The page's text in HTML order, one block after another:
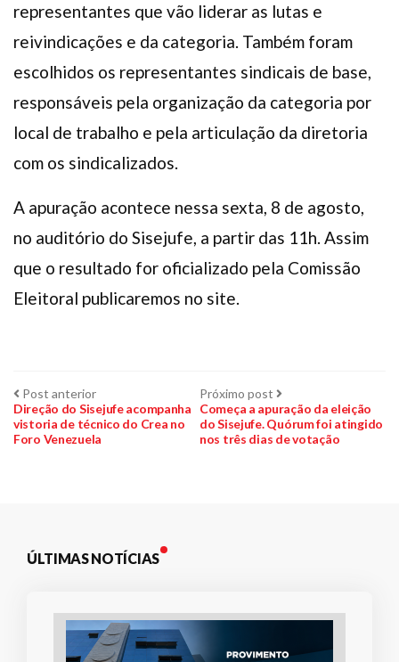
representantes que vão liderar as lutas e
reivindicações e da categoria. Também foram
escolhidos os representantes sindicais de base,
responsáveis pela organização da categoria por
local de trabalho e pela articulação da diretoria
com os sindicalizados.
A apuração acontece nessa sexta, 8 de agosto,
no auditório do Sisejufe, a partir das 11h. Assim
que o resultado for oficializado pela Comissão
Eleitoral publicaremos no site.
Navegação
de
Post anteriorPost
anterior:
Direção do Sisejufe acompanha
vistoria de técnico do Crea no
Foro Venezuela
Próximo post Próximo
post:
Começa a apuração da eleição
do Sisejufe. Quórum foi atingido
nos três dias de votação
ÚLTIMAS NOTÍCIAS